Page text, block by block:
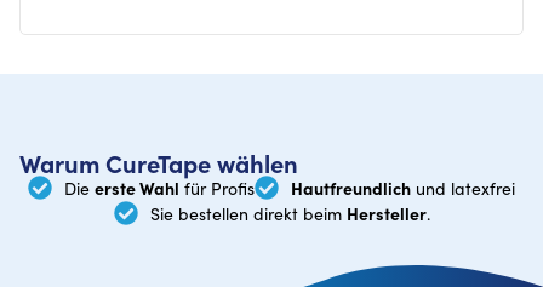
Warum CureTape wählen
Die erste Wahl für Profis Hautfreundlich und latexfrei
Sie bestellen direkt beim Hersteller.